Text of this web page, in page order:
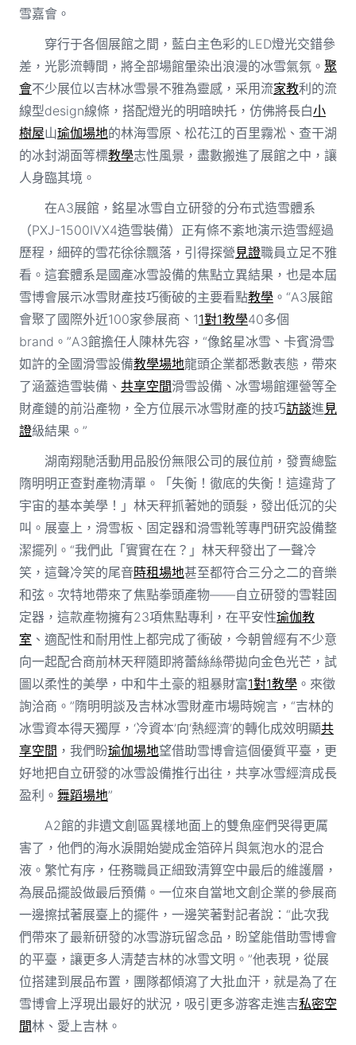
雪嘉會。
穿行于各個展館之間，藍白主色彩的LED燈光交錯參
差，光影流轉間，將全部場館暈染出浪漫的冰雪氣氛。 聚
會不少展位以吉林冰雪景不雅為靈感，采用流家教利的流
線型design線條，搭配燈光的明暗映托，仿佛將長白小
樹屋山瑜伽場地的林海雪原、松花江的百里霧凇、查干湖
的冰封湖面等標教學志性風景，盡數搬進了展館之中，讓
人身臨其境。
在A3展館，銘星冰雪自立研發的分布式造雪體系
（PXJ-1500IVX4造雪裝備）正有條不紊地演示造雪經過
歷程，細碎的雪花徐徐飄落，引得探營 見證職員立足不雅
看。這套體系是國產冰雪設備的焦點立異結果，也是本屆
雪博會展示冰雪財產技巧衝破的主要看點教學。“A3展館
會聚了國際外近100家參展商、11對1教學40多個
brand。”A3館擔任人陳林先容，“像銘星冰雪、卡賓滑雪
如許的全國滑雪設備教學場地龍頭企業都悉數表態，帶來
了涵蓋造雪裝備、 共享空間滑雪設備、冰雪場館運營等全
財產鏈的前沿產物，全方位展示冰雪財產的技巧訪談進 見
證級結果。”
湖南翔馳活動用品股份無限公司的展位前，發賣總監
隋明明正查對產物清單。「失衡！徹底的失衡！這違背了
宇宙的基本美學！」林天秤抓著她的頭髮，發出低沉的尖
叫。展臺上，滑雪板、固定器和滑雪靴等專門研究設備整
潔擺列。“我們此「實實在在？」林天秤發出了一聲冷
笑，這聲冷笑的尾音時租場地甚至都符合三分之二的音樂
和弦。次特地帶來了焦點拳頭產物——自立研發的雪鞋固
定器，這款產物擁有23項焦點專利，在平安性瑜伽教
室 、適配性和耐用性上都完成了衝破，今朝曾經有不少意
向一起配合商前林天秤隨即將蕾絲絲帶拋向金色光芒，試
圖以柔性的美學，中和牛土豪的粗暴財富1對1教學。來徵
詢洽商。”隋明明談及吉林冰雪財產市場時婉言，“吉林的
冰雪資本得天獨厚，‘冷資本’向‘熱經濟’的轉化成效明顯共
享空間 ，我們盼瑜伽場地望借助雪博會這個優質平臺，更
好地把自立研發的冰雪設備推行出往，共享冰雪經濟成長
盈利。 舞蹈場地”
A2館的非遺文創區異樣地面上的雙魚座們哭得更厲
害了，他們的海水淚開始變成金箔碎片與氣泡水的混合
液。繁忙有序，任務職員正細致清算空中最后的維護層，
為展品擺設做最后預備。一位來自當地文創企業的參展商
一邊擦拭著展臺上的擺件，一邊笑著對記者說：“此次我
們帶來了最新研發的冰雪游玩留念品，盼望能借助雪博會
的平臺，讓更多人清楚吉林的冰雪文明。”他表現，從展
位搭建到展品布置，團隊都傾瀉了大批血汗，就是為了在
雪博會上浮現出最好的狀況，吸引更多游客走進吉私密空
間林、愛上吉林。